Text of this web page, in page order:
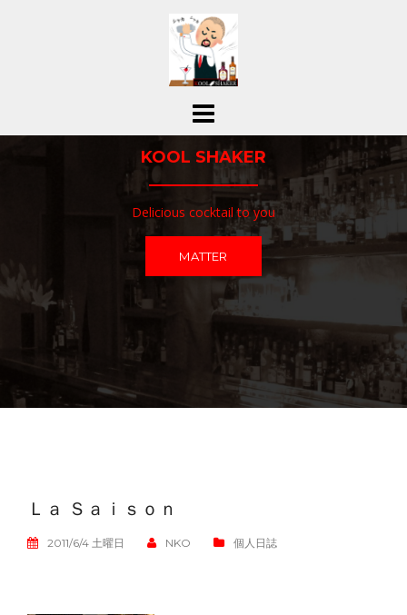
ス
KOOL SHAKER
Delicious cocktail to you
MATTER
Ｌａ Ｓａｉｓｏｎ
2011/6/4 土曜日 NKO 個人日誌